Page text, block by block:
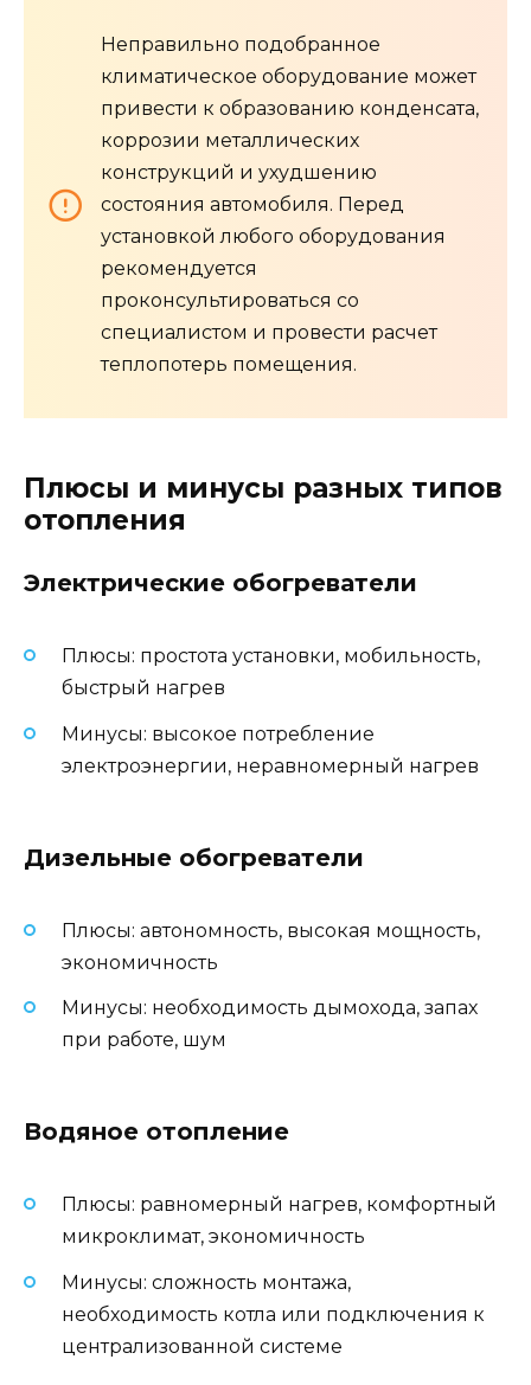
Неправильно подобранное
климатическое оборудование может
привести к образованию конденсата,
коррозии металлических
конструкций и ухудшению
состояния автомобиля. Перед
установкой любого оборудования
рекомендуется
проконсультироваться со
специалистом и провести расчет
теплопотерь помещения.
Плюсы и минусы разных типов
отопления
Электрические обогреватели
Плюсы: простота установки, мобильность,
быстрый нагрев
Минусы: высокое потребление
электроэнергии, неравномерный нагрев
Дизельные обогреватели
Плюсы: автономность, высокая мощность,
экономичность
Минусы: необходимость дымохода, запах
при работе, шум
Водяное отопление
Плюсы: равномерный нагрев, комфортный
микроклимат, экономичность
Минусы: сложность монтажа,
необходимость котла или подключения к
централизованной системе